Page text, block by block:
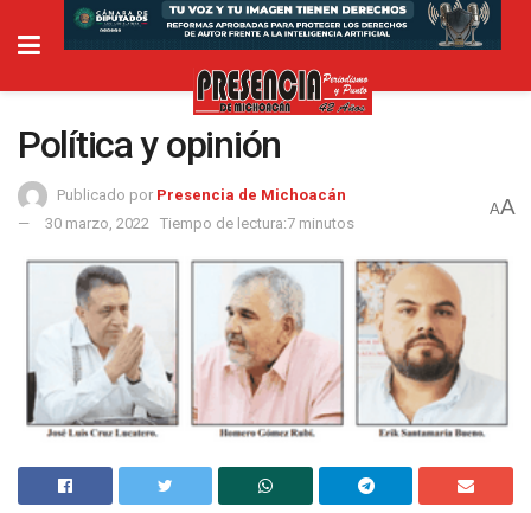
Política y opinión
Publicado por Presencia de Michoacán
30 marzo, 2022
Tiempo de lectura:7 minutos
AA